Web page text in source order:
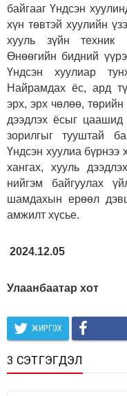
байгааг Үндсэн
хүн төвтэй хуулийн
хууль зүйн техник
Өнөөгийн бидний
Үндсэн хуулиар
Найрамдах ёс, ард
эрх, эрх чөлөө,
дээдлэх ёсыг цаашид
зорилгыг тууштай
Үндсэн хуулиа бүрнээ
хангах, хууль
нийгэм байгуулах
шамдахын ерөөл
амжилт хүсье.
2024.12.05
Улаанбаатар хот
ЖИРГЭХ
3 СЭТГЭГДЭЛ